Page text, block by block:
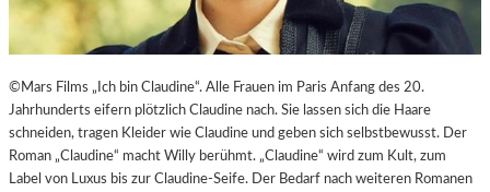
©Mars Films „Ich bin Claudine“. Alle Frauen im Paris Anfang des 20.
Jahrhunderts eifern plötzlich Claudine nach. Sie lassen sich die Haare
schneiden, tragen Kleider wie Claudine und geben sich selbstbewusst. Der
Roman „Claudine“ macht Willy berühmt. „Claudine“ wird zum Kult, zum
Label von Luxus bis zur Claudine-Seife. Der Bedarf nach weiteren Romanen